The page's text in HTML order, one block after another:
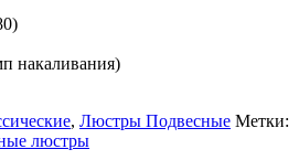
накаливания)
, Люстры Подвесные Метки:
люстры